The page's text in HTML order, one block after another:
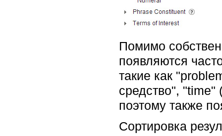
Помимо
появляются
такие как
средство", "time"
поэтому также
Сортировка